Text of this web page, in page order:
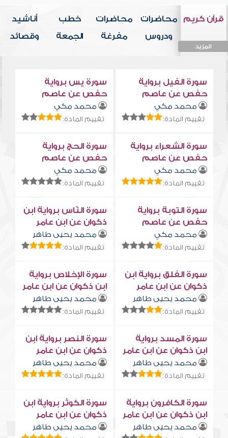
قرآن كريم
المزيد
محاضرات
ودروس
محاضرات
مفرغة
خطب
الجمعة
أناشيد
وقصائد
سورة الفيل برواية
حفص عن عاصم
محمد مكي
تقييم المادة:
سورة يس برواية
حفص عن عاصم
محمد مكي
تقييم المادة:
سورة الشعراء برواية
حفص عن عاصم
محمد مكي
تقييم المادة:
سورة الحج برواية
حفص عن عاصم
محمد مكي
تقييم المادة:
سورة التوبة برواية
حفص عن عاصم
محمد مكي
تقييم المادة:
سورة النّاس برواية ابن
ذكوان عن ابن عامر
محمد يحيى طاهر
تقييم المادة:
سورة الفلق برواية ابن
ذكوان عن ابن عامر
محمد يحيى طاهر
تقييم المادة:
سورة الإخلاص برواية
ابن ذكوان عن ابن عامر
محمد يحيى طاهر
تقييم المادة:
سورة المسد برواية
ابن ذكوان عن ابن عامر
محمد يحيى طاهر
تقييم المادة:
سورة النصر برواية ابن
ذكوان عن ابن عامر
محمد يحيى طاهر
تقييم المادة:
سورة الكافرون برواية
ابن ذكوان عن ابن عامر
محمد يحيى طاهر
سورة الكوثر برواية ابن
ذكوان عن ابن عامر
محمد يحيى طاهر